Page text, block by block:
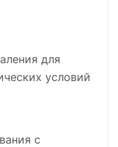
для
условий
с